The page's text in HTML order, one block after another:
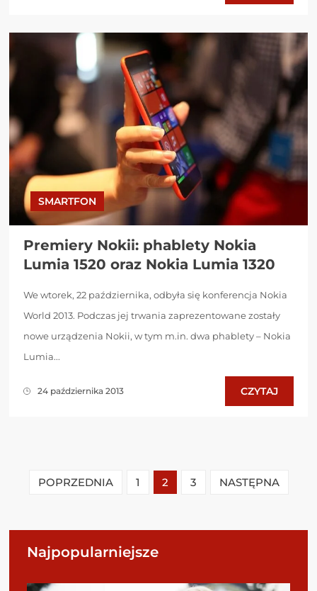
SMARTFON
Premiery Nokii: phablety Nokia
Lumia 1520 oraz Nokia Lumia 1320
We wtorek, 22 października, odbyła się konferencja Nokia
World 2013. Podczas jej trwania zaprezentowane zostały
nowe urządzenia Nokii, w tym m.in. dwa phablety – Nokia
Lumia...
24 października 2013 CZYTAJ
POPRZEDNIA 1 2 3 NASTĘPNA
Najpopularniejsze